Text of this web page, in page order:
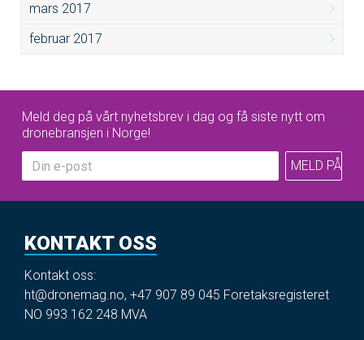
mars 2017
februar 2017
Meld deg på vårt nyhetsbrev i dag og få siste nytt om
dronebransjen i Norge!
KONTAKT OSS
Kontakt oss:
ht@dronemag.no, +47 907 89 045 Foretaksregisteret
NO 993 162 248 MVA